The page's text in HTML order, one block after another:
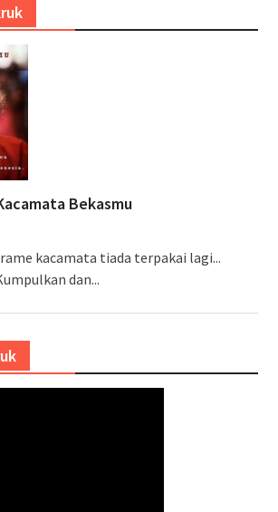
Bekasmu
kacamata tiada terpakai lagi...
dan...